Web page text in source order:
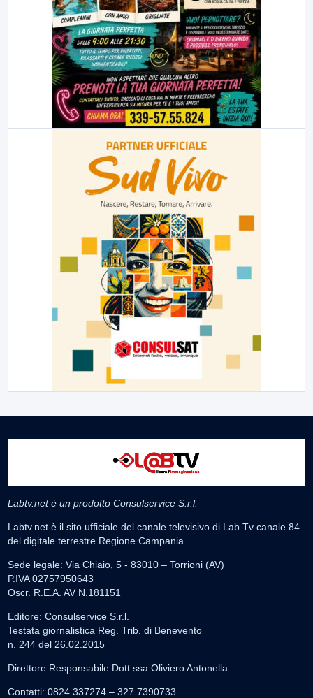
Labtv.net è un prodotto Consulservice S.r.l.
Labtv.net è il sito ufficiale del canale televisivo di Lab Tv canale 84
del digitale terrestre Regione Campania
Sede legale: Via Chiaio, 5 - 83010 – Torrioni (AV)
P.IVA 02757950643
Oscr. R.E.A. AV N.181151
Editore: Consulservice S.r.l.
Testata giornalistica Reg. Trib. di Benevento
n. 244 del 26.02.2015
Direttore Responsabile Dott.ssa Oliviero Antonella
Contatti: 0824.337274 – 327.7390733